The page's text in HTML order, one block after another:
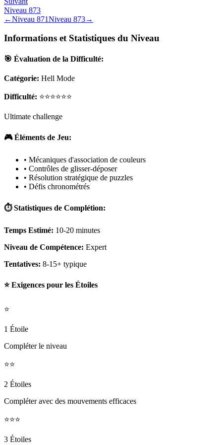
Niveau 873
←Niveau 871Niveau 873→
Informations et Statistiques du Niveau
🎯 Évaluation de la Difficulté:
Catégorie: Hell Mode
Difficulté: ⭐⭐⭐⭐⭐⭐
Ultimate challenge
🎮 Éléments de Jeu:
• Mécaniques d'association de couleurs
• Contrôles de glisser-déposer
• Résolution stratégique de puzzles
• Défis chronométrés
⏱️ Statistiques de Complétion:
Temps Estimé: 10-20 minutes
Niveau de Compétence: Expert
Tentatives: 8-15+ typique
⭐ Exigences pour les Étoiles
⭐
1 Étoile
Compléter le niveau
⭐⭐
2 Étoiles
Compléter avec des mouvements efficaces
⭐⭐⭐
3 Étoiles